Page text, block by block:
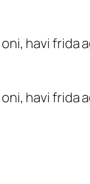
havi frida
havi frida